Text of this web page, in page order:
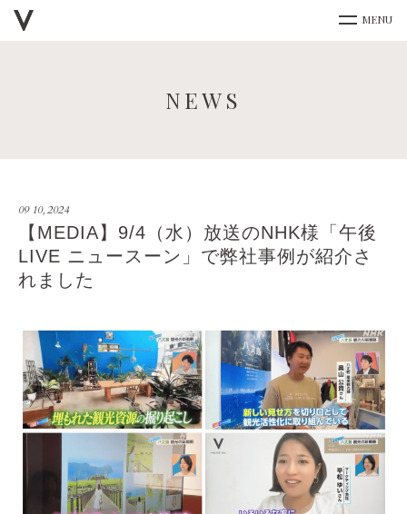
NEWS
09 10, 2024
【MEDIA】9/4（水）放送のNHK様「午後
LIVE ニュースーン」で弊社事例が紹介さ
れました